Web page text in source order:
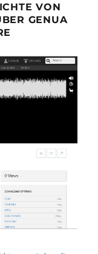
VON
GENUA